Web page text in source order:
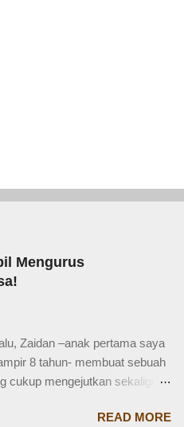
Mengurus
Zaidan –anak pertama saya
8 tahun- membuat sebuah
cukup mengejutkan sekaligus
kakak kecil, kakak pernah
READ MORE